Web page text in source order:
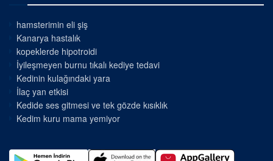
hamsterimin eli şiş
Kanarya hastalık
kopeklerde hipotroidi
İyileşmeyen burnu tıkalı kediye tedavi
Kedinin kulağındaki yara
İlaç yan etkisi
Kedide ses gitmesi ve tek gözde kısıklık
Kedim kuru mama yemiyor